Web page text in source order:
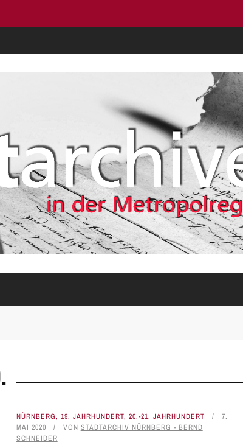
NÜRNBERG, 19. JAHRHUNDERT, 20.-21. JAHRHUNDERT
7.
MAI 2020
VON STADTARCHIV NÜRNBERG - BERND
SCHNEIDER